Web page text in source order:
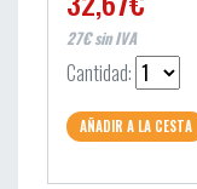
27€ sin IVA
Cantidad:
AÑADIR A LA CESTA